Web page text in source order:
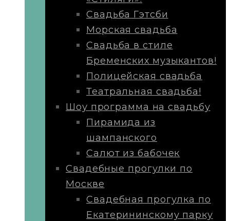
Свадьба Гэтсби
Морская свадьба
Свадьба в стиле
Бременских музыкантов!
Полицейская свадьба
Театральная свадьба!
Шоу программа на свадьбу
Пирамида из
шампанского
Салют из бабочек
Свадебные прогулки по
Москве
Свадебная прогулка по
Екатерининскому парку